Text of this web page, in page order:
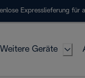
Expresslieferung für
Weitere Geräte